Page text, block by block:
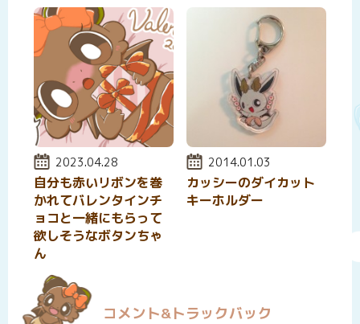
投稿日:
2023.04.28
自分も赤いリボンを巻
かれてバレンタインチ
ョコと一緒にもらって
欲しそうなボタンちゃ
ん
投稿日:
2014.01.03
カッシーのダイカット
キーホルダー
コメント&トラックバック